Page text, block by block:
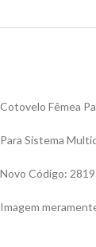
Cotovelo Fêmea
Para Sistema
Novo Código:
Imagem